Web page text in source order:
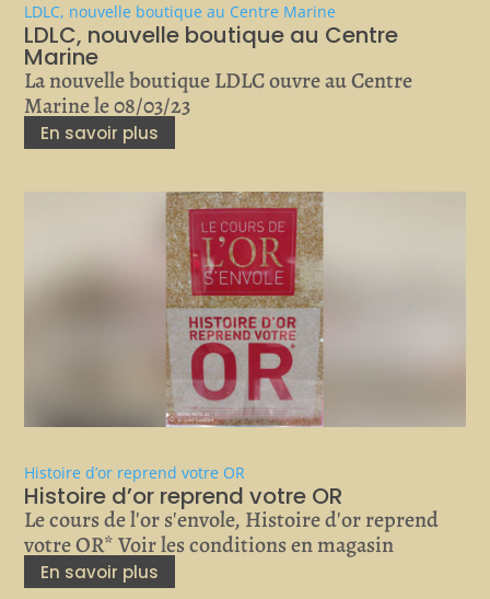
LDLC, nouvelle boutique au Centre Marine
LDLC, nouvelle boutique au Centre
Marine
La nouvelle boutique LDLC ouvre au Centre
Marine le 08/03/23
En savoir plus
Histoire d’or reprend votre OR
Histoire d’or reprend votre OR
Le cours de l'or s'envole, Histoire d'or reprend
votre OR* Voir les conditions en magasin
En savoir plus